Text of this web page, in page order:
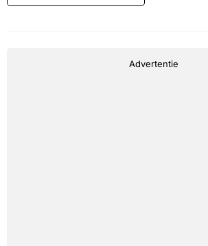
Advertentie